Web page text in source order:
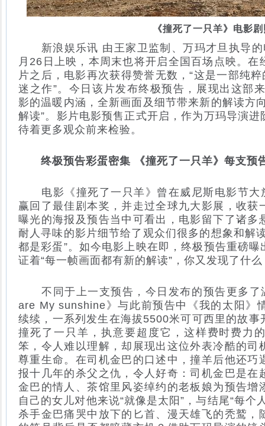
《撞死了一只羊》电影
新浪娱乐讯 由王家卫监制、万玛才旦执导的
月26日上映，本周末也将开启全国百场点映。
片之后，电影再次获得赞誉无数，“这是一部纯
迷之作”。今日该片发布终极预告，展现出这部
影的温暖内涵，全新画面及细节带来新的解读方
解读”。影片电影预售正式开启，作为万玛导演
待着更多观众前来检验。
终极预告彩蛋密集 《撞死了一只羊》每支预
电影《撞死了一只羊》曾在威尼斯电影节大
赢回了最佳剧本奖，并走过全球九大影展，收获
曝光的海报及预告当中可看出，电影留下了诸多
耐人寻味的影片细节给了观众们很多的想象和解
都是彩蛋”。如今电影上映在即，终极预告重磅
证着“每一帧画面都有新的解读”，你又发现了什么
不同于上一支预告，今日发布的预告更多了
are My sunshine》与此前预告中《我的太阳》
续续，一系列发生在海拔5500米可可西里的故
撞死了一只羊，执意要超度它，这样费时费力
笨，令人难以理解，却展现出这位外表冷酷的司
尊重生命。在司机金巴的口述中，撞羊后他还巧
报十几年的杀父之仇，令人好奇：司机金巴是在
金巴的情人、茶馆里风姿绰约的老板娘为预告增
自己的女儿对他来说“就像是太阳”，与结尾“每个
杀手金巴痛哭中放下的匕首、漫天雄飞的秃鹫，